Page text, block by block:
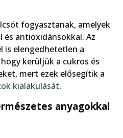
fogyasztanak, amelyek
antioxidánsokkal. Az
is elengedhetetlen a
kerüljük a cukros és
mert ezek elősegítik a
kialakulását.
anyagokkal